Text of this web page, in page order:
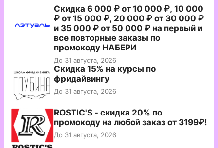
Скидка 6 000 ₽ от 10 000 ₽, 10 000
₽ от 15 000 ₽, 20 000 ₽ от 30 000 ₽
и 35 000 ₽ от 50 000 ₽ на первый и
все повторные заказы по
промокоду НАБЕРИ
До 31 августа, 2026
Скидка 15% на курсы по
фридайвингу
До 31 августа, 2026
ROSTIC'S - скидка 20% по
промокоду на любой заказ от 3199₽!
До 31 августа, 2026